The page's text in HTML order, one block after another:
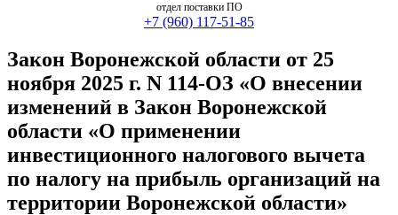
отдел поставки ПО
+7 (960) 117-51-85
Закон Воронежской области от 25
ноября 2025 г. N 114-ОЗ «О внесении
изменений в Закон Воронежской
области «О применении
инвестиционного налогового вычета
по налогу на прибыль организаций на
территории Воронежской области»